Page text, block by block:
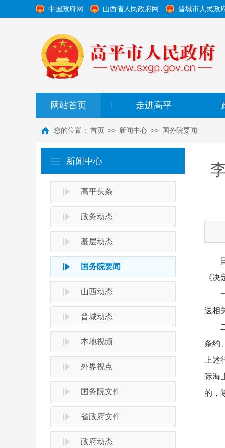
中国政府网 山西省人民政府网 晋城市人民政
网站首页 走进高平
您的位置： 首页 >> 新闻中心 >> 国务院要闻
新闻中心
高平头条
政务动态
基层动态
国务院要闻
山西动态
晋城动态
本地视频
外界视点
国务院文件
省政府文件
政府动态
《
送相
条约
上
际海
的，